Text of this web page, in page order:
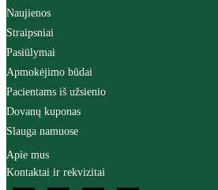
Naujienos
Straipsniai
Pasiūlymai
Apmokėjimo būdai
Pacientams iš užsienio
Dovanų kuponas
Slauga namuose
Apie mus
Kontaktai ir rekvizitai